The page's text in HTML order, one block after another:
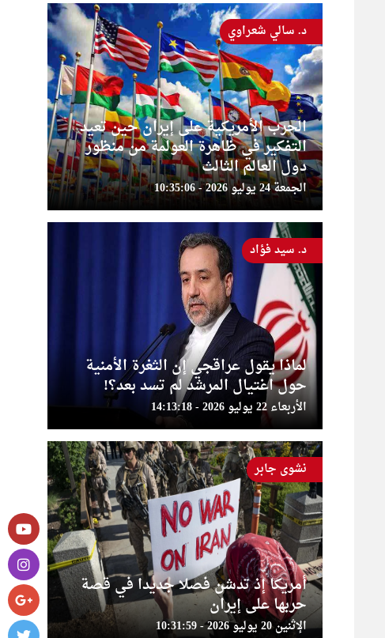
الحرب الأمريكية على إيران حين تعيد
التفكير في ظاهرة العولمة من منظور
دول العالم الثالث
الجمعة 24 يوليو 2026 - 10:35:06
د. سالي شعراوي
لماذا يقول عراقجي إن الثغرة الأمنية
حول اغتيال المرشد لم تسد بعد؟!
الأربعاء 22 يوليو 2026 - 14:13:18
د. سيد فؤاد
أمريكا إذ تدشن فصلا جديدا في قصة
حربها على إيران
الإثنين 20 يوليو 2026 - 10:31:59
نشوى جابر